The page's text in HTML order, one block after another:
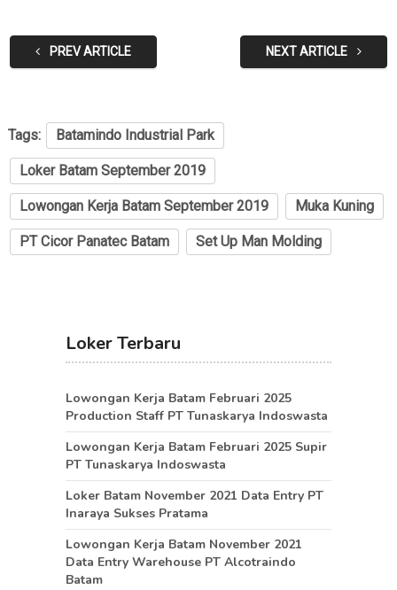
PREV ARTICLE NEXT ARTICLE
Tags: Batamindo Industrial Park
Loker Batam September 2019
Lowongan Kerja Batam September 2019 Muka Kuning
PT Cicor Panatec Batam Set Up Man Molding
Loker Terbaru
Lowongan Kerja Batam Februari 2025
Production Staff PT Tunaskarya Indoswasta
Lowongan Kerja Batam Februari 2025 Supir
PT Tunaskarya Indoswasta
Loker Batam November 2021 Data Entry PT
Inaraya Sukses Pratama
Lowongan Kerja Batam November 2021
Data Entry Warehouse PT Alcotraindo
Batam